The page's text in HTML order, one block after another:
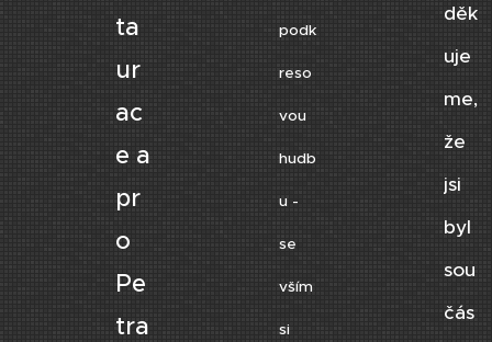
ta
ur
ac
e a
pr
o
Pe
tra
podk
reso
vou
hudb
u -
se
vším
si
děk
uje
me,
že
jsi
byl
sou
čás